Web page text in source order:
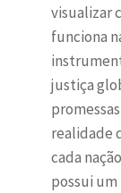
visualizar
funciona
justiça
realidade
cada
possui